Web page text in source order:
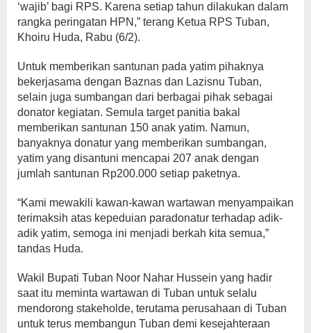
‘wajib’ bagi RPS. Karena setiap tahun dilakukan dalam
rangka peringatan HPN,” terang Ketua RPS Tuban,
Khoiru Huda, Rabu (6/2).
Untuk memberikan santunan pada yatim pihaknya
bekerjasama dengan Baznas dan Lazisnu Tuban,
selain juga sumbangan dari berbagai pihak sebagai
donator kegiatan. Semula target panitia bakal
memberikan santunan 150 anak yatim. Namun,
banyaknya donatur yang memberikan sumbangan,
yatim yang disantuni mencapai 207 anak dengan
jumlah santunan Rp200.000 setiap paketnya.
“Kami mewakili kawan-kawan wartawan menyampaikan
terimaksih atas kepeduian paradonatur terhadap adik-
adik yatim, semoga ini menjadi berkah kita semua,”
tandas Huda.
Wakil Bupati Tuban Noor Nahar Hussein yang hadir
saat itu meminta wartawan di Tuban untuk selalu
mendorong stakeholde, terutama perusahaan di Tuban
untuk terus membangun Tuban demi kesejahteraan